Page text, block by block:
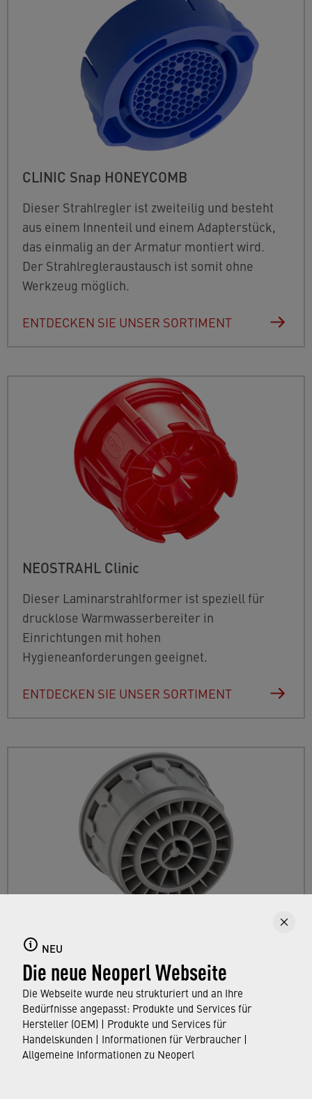
NEU
Die neue Neoperl Webseite
Die Webseite wurde neu strukturiert und an Ihre
Bedürfnisse angepasst: Produkte und Services für
Hersteller (OEM) | Produkte und Services für
Handelskunden | Informationen für Verbraucher |
Allgemeine Informationen zu Neoperl
CLINIC Snap HONEYCOMB
Dieser Strahlregler ist zweiteilig und besteht
aus einem Innenteil und einem Adapterstück,
das einmalig an der Armatur montiert wird.
Der Strahlregleraustausch ist somit ohne
Werkzeug möglich.
ENTDECKEN SIE UNSER SORTIMENT
NEOSTRAHL Clinic
Dieser Laminarstrahlformer ist speziell für
drucklose Warmwasserbereiter in
Einrichtungen mit hohen
Hygieneanforderungen geeignet.
ENTDECKEN SIE UNSER SORTIMENT
CAREGUARD
CAREGUARDist ein Hygiene-Strahlregler für
den Einsatz in Krankenhäusern und
Pflegeeinrichtungen.
ENTDECKEN SIE UNSER SORTIMENT